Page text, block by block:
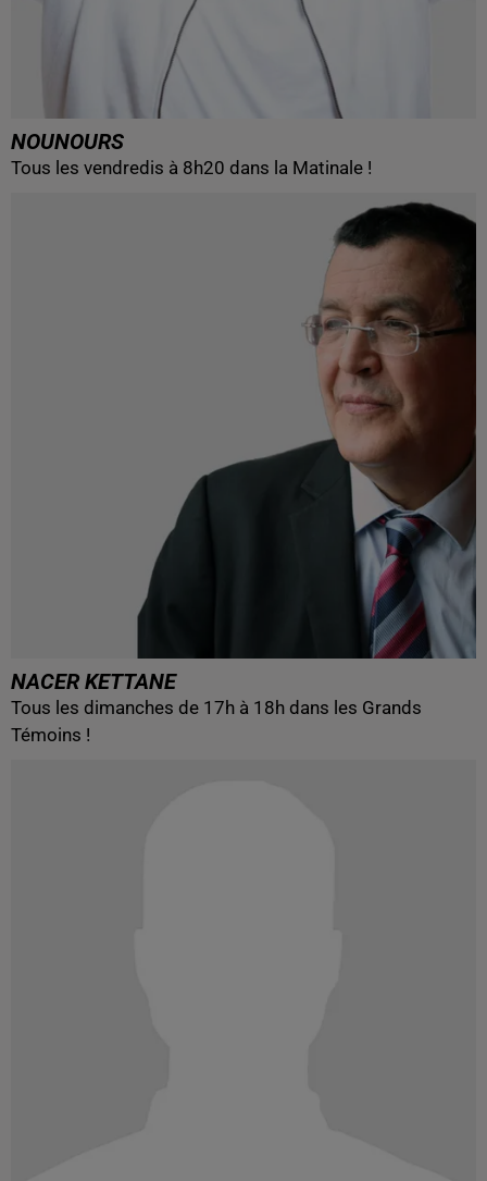
NOUNOURS
Tous les vendredis à 8h20 dans la Matinale !
NACER KETTANE
Tous les dimanches de 17h à 18h dans les Grands
Témoins !